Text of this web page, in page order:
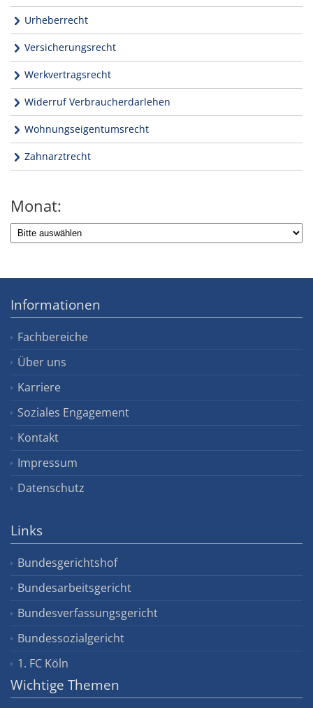
Urheberrecht
Versicherungsrecht
Werkvertragsrecht
Widerruf Verbraucherdarlehen
Wohnungseigentumsrecht
Zahnarztrecht
Monat:
Informationen
Fachbereiche
Über uns
Karriere
Soziales Engagement
Kontakt
Impressum
Datenschutz
Links
Bundesgerichtshof
Bundesarbeitsgericht
Bundesverfassungsgericht
Bundessozialgericht
1. FC Köln
Wichtige Themen